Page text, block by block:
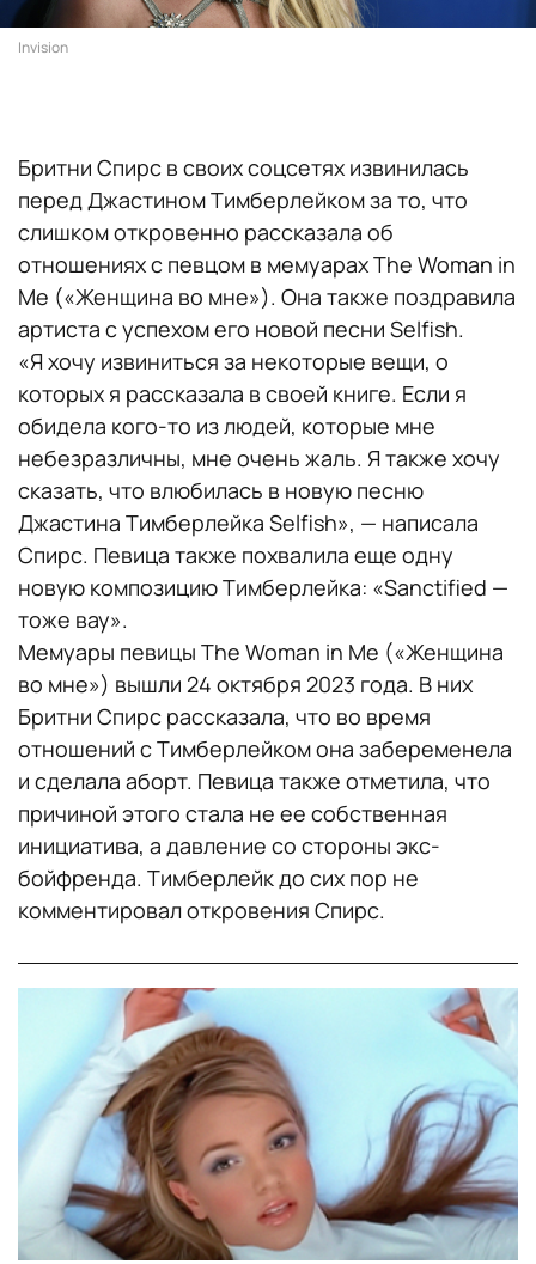
Invision
Бритни Спирс в своих соцсетях извинилась
перед Джастином Тимберлейком за то, что
слишком откровенно рассказала об
отношениях с певцом в мемуарах The Woman in
Me («Женщина во мне»). Она также поздравила
артиста с успехом его новой песни Selfish.
«Я хочу извиниться за некоторые вещи, о
которых я рассказала в своей книге. Если я
обидела кого-то из людей, которые мне
небезразличны, мне очень жаль. Я также хочу
сказать, что влюбилась в новую песню
Джастина Тимберлейка Selfish», — написала
Спирс. Певица также похвалила еще одну
новую композицию Тимберлейка: «Sanctified —
тоже вау».
Мемуары певицы The Woman in Me («Женщина
во мне») вышли 24 октября 2023 года. В них
Бритни Спирс рассказала, что во время
отношений с Тимберлейком она забеременела
и сделала аборт. Певица также отметила, что
причиной этого стала не ее собственная
инициатива, а давление со стороны экс-
бойфренда. Тимберлейк до сих пор не
комментировал откровения Спирс.